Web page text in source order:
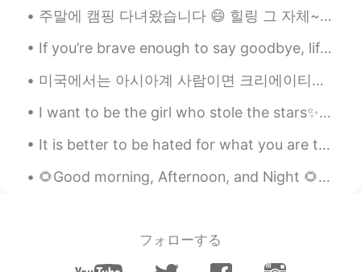
주말에 캠핑 다녀왔습니다 😄 힐링 그 자체~ ㅎㅎ 이 캠프장은 정말 아름답고 맛진 풍경을 즐길 수 있는 강물 여행으로 유명해요 카누, 카약, 튜브와 래프팅을 제공합니다 래프...
If you’re brave enough to say goodbye, life will reward you with a new hello. #Goodbye2020 #Hel...
미국에서는 아시아계 사람이면 크리에이티브으로 성공하기 정말 어려워요 가수라든가 배우라든가 코미디언 등등 여러 편견이 좀 존재해서요 그래서 많은 교포분들이 가수 되고 싶으면 ...
I want to be the girl who stole the stars✨ because I’m dense night... a dark blue mantle without...
It is better to be hated for what you are than to be loved for what you are not. Andre Gide, T...
🌻Good morning, Afternoon, and Night 🌻 Please don’t let anyone get you down. Remember to wake up ...
フォローする